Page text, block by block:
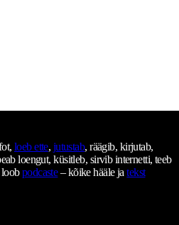
loeb ette, jutustab, räägib, kirjutab,
loengut, küsitleb, sirvib internetti, teeb
podcaste– kõike hääle jatekst